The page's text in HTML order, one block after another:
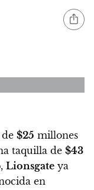
$25 millones
taquilla de $43
Lionsgate ya
en